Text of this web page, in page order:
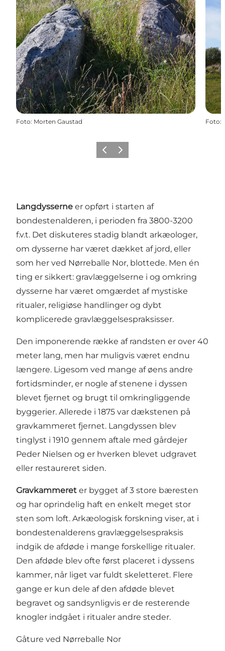
Foto: Morten Gaustad Foto:
ForrigeNæste
Langdysserne er opført i starten af
bondestenalderen, i perioden fra 3800-3200
f.v.t. Det diskuteres stadig blandt arkæologer,
om dysserne har været dækket af jord, eller
som her ved Nørreballe Nor, blottede. Men én
ting er sikkert: gravlæggelserne i og omkring
dysserne har været omgærdet af mystiske
ritualer, religiøse handlinger og dybt
komplicerede gravlæggelsespraksisser.
Den imponerende række af randsten er over 40
meter lang, men har muligvis været endnu
længere. Ligesom ved mange af øens andre
fortidsminder, er nogle af stenene i dyssen
blevet fjernet og brugt til omkringliggende
byggerier. Allerede i 1875 var dækstenen på
gravkammeret fjernet. Langdyssen blev
tinglyst i 1910 gennem aftale med gårdejer
Peder Nielsen og er hverken blevet udgravet
eller restaureret siden.
Gravkammeret er bygget af 3 store bæresten
og har oprindelig haft en enkelt meget stor
sten som loft. Arkæologisk forskning viser, at i
bondestenalderens gravlæggelsespraksis
indgik de afdøde i mange forskellige ritualer.
Den afdøde blev ofte først placeret i dyssens
kammer, når liget var fuldt skeletteret. Flere
gange er kun dele af den afdøde blevet
begravet og sandsynligvis er de resterende
knogler indgået i ritualer andre steder.
Gåture ved Nørreballe Nor